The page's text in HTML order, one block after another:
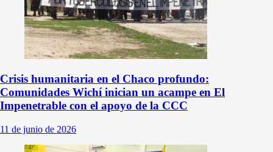
Crisis humanitaria en el Chaco profundo:
Comunidades Wichí inician un acampe en El
Impenetrable con el apoyo de la CCC
11 de junio de 2026